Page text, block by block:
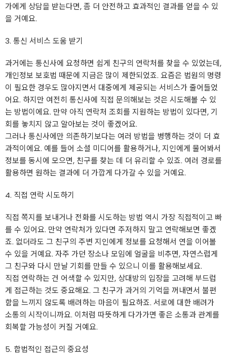
가에게 상담을 받는다면, 좀 더 안전하고 효과적인 결과를 얻을 수 있
을 거예요.
3. 통신 서비스 도움 받기
과거에는 통신사에 요청하면 쉽게 친구의 연락처를 찾을 수 있었는데,
개인정보 보호법 때문에 지금은 많이 제한되었죠. 요즘은 법원의 명령
이 필요한 경우도 많아지면서 대중에게 제공되는 서비스가 줄어들었
어요. 하지만 여전히 통신사에 직접 문의해보는 것은 시도해볼 수 있
는 방법이에요. 만약 아직 연락처 조회를 지원하는 방법이 있다면, 기
회를 놓치지 않고 알아보는 것이 좋겠어요.
그러나 통신사에만 의존하기보다는 여러 방법을 병행하는 것이 더 효
과적이에요. 예를 들어 소셜 미디어를 활용하거나, 지인에게 물어봐서
정보를 동시에 모으면, 친구를 찾는 데 더 유리할 수 있죠. 여러 경로를
활용하면 원하는 결과에 더 가깝게 다가갈 수 있을 거예요.
4. 직접 연락 시도하기
직접 쪽지를 보내거나 전화를 시도하는 방법 역시 가장 직접적이고 빠
를 수 있어요. 만약 연락처가 있다면 주저하지 말고 연락해보면 좋겠
죠. 없더라도 그 친구의 주변 지인에게 정보를 요청해서 연을 이어볼
수 있을 거예요. 자주 가던 장소나 모임에 얼굴을 비추면, 자연스럽게
그 친구와 다시 만날 기회를 만들 수 있으니 이를 활용해보세요.
직접 연락하는 건 어색할 수 있지만, 상대방의 입장을 고려해 부드럽
게 접근하는 것도 중요해요. 그 친구가 과거의 기억을 꺼내면서 불편
함을 느끼지 않도록 배려하는 마음이 필요하죠. 서로에 대한 배려가
소통의 시작이니까요. 이처럼 따뜻하게 다가가면 좋은 소통과 관계를
회복할 가능성이 커질 거예요.
5. 합법적인 접근의 중요성